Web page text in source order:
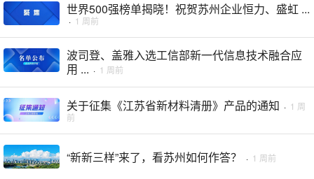
世界500强榜单揭晓！祝贺苏州企业恒力、盛虹 ...
· 1 周前
波司登、盖雅入选工信部新一代信息技术融合应
用 ... · 1 周前
关于征集《江苏省新材料清册》产品的通知 · 1 周
前
“新新三样”来了，看苏州如何作答？ · 1 周前